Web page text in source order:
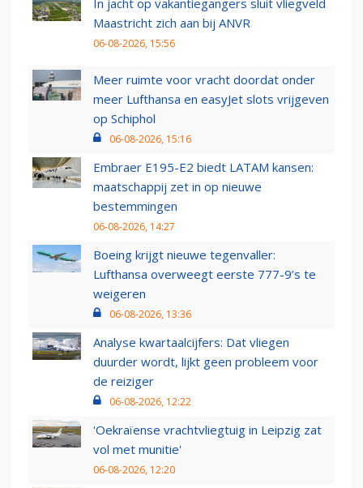
In jacht op vakantiegangers sluit vliegveld
Maastricht zich aan bij ANVR
06-08-2026, 15:56
Meer ruimte voor vracht doordat onder
meer Lufthansa en easyJet slots vrijgeven
op Schiphol
06-08-2026, 15:16
Embraer E195-E2 biedt LATAM kansen:
maatschappij zet in op nieuwe
bestemmingen
06-08-2026, 14:27
Boeing krijgt nieuwe tegenvaller:
Lufthansa overweegt eerste 777-9’s te
weigeren
06-08-2026, 13:36
Analyse kwartaalcijfers: Dat vliegen
duurder wordt, lijkt geen probleem voor
de reiziger
06-08-2026, 12:22
'Oekraïense vrachtvliegtuig in Leipzig zat
vol met munitie'
06-08-2026, 12:20